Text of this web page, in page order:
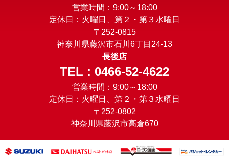
営業時間：9:00～18:00
定休日：火曜日、第２・第３水曜日
〒252-0815
神奈川県藤沢市石川6丁目24-13
長後店
TEL : 0466-52-4622
営業時間：9:00～18:00
定休日：火曜日、第２・第３水曜日
〒252-0802
神奈川県藤沢市高倉670